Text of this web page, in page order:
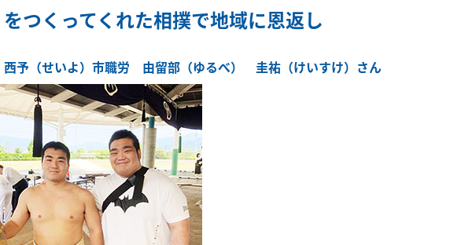
つくってくれた相撲で地域に恩返し
西予（せいよ）市職労 由留部（ゆるべ） 圭祐（けいすけ）さん